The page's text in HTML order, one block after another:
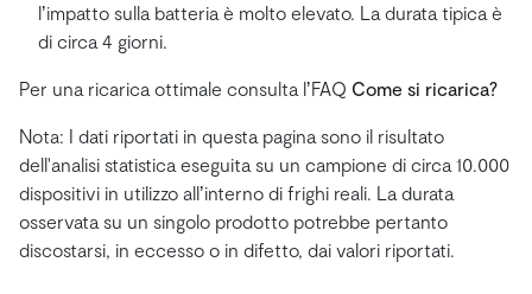
lʼimpatto sulla batteria è molto elevato. La durata tipica è
di circa 4 giorni.
Per una ricarica ottimale consulta lʼFAQ Come si ricarica?
Nota: I dati riportati in questa pagina sono il risultato
dell'analisi statistica eseguita su un campione di circa 10.000
dispositivi in utilizzo allʼinterno di frighi reali. La durata
osservata su un singolo prodotto potrebbe pertanto
discostarsi, in eccesso o in difetto, dai valori riportati.